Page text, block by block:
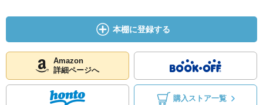
本棚に登録する
Amazon
詳細ページへ
購入ストア一覧